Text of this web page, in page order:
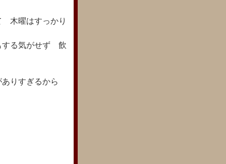
木曜はすっかり
る気がせず 飲
りすぎるから